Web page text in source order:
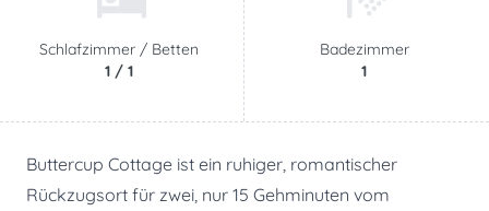
Schlafzimmer / Betten
1 / 1
Badezimmer
1
Buttercup Cottage ist ein ruhiger, romantischer
Rückzugsort für zwei, nur 15 Gehminuten vom